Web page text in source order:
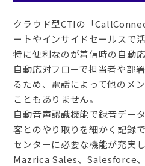
クラウド型CTIの「
ートやインサイドセールスで
特に便利なのが着信時の自動応
自動応対フローで担当者や部
るため、電話によって他のメ
こともありません。
自動音声認識機能で録音デー
客とのやり取りを細かく記録
センターに必要な機能が充実し
Mazrica Sales、Salesforce